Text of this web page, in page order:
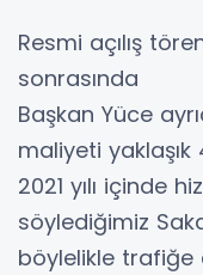
Resmi açılış
sonrasında
Başkan Yüce
maliyeti
2021 yılı içinde
söylediğimiz
böylelikle trafiğe